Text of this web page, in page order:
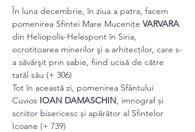
În luna decembrie, în ziua a patra, facem
pomenirea Sfintei Mare Mucenițe VARVARA
din Heliopolis-Helespont în Siria,
ocrotitoarea minerilor şi a arhitecţilor, care s-
a săvârşit prin sabie, fiind ucisă de către
tatăl său (+ 306)
Tot în această zi, pomenirea Sfântului
Cuvios IOAN DAMASCHIN, imnograf și
scriitor bisericesc și apărător al Sfintelor
Icoane (+ 739)